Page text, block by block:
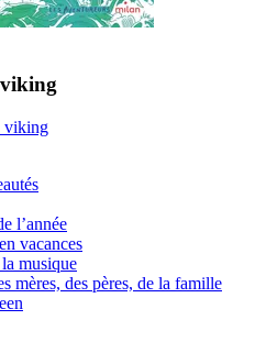
viking
l’année
vacances
musique
mères, des pères, de la famille